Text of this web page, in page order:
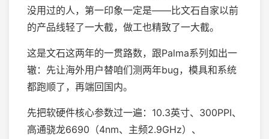
没用过的人，第一印象一定是——比文石自家以前
的产品线轻了一大截，做工也精致了一大截。
这是文石这两年的一贯路数，跟Palma系列如出一
辙：先让海外用户替咱们测两年bug，模具和系统
都跑顺了，再端回国内。
先把软硬件核心参数过一遍：10.3英寸、300PPI、
高通骁龙6690（4nm、主频2.9GHz）、